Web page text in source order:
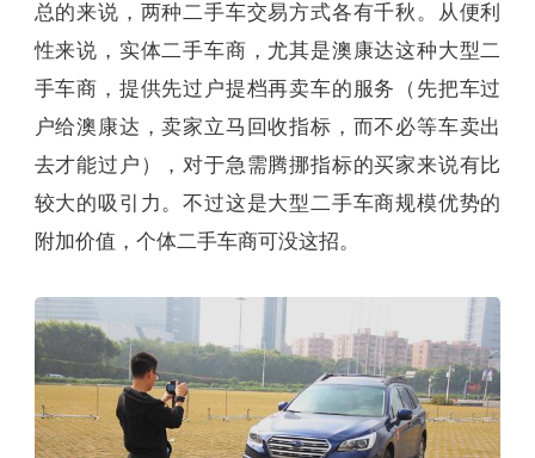
总的来说，两种二手车交易方式各有千秋。从便利
性来说，实体二手车商，尤其是澳康达这种大型二
手车商，提供先过户提档再卖车的服务（先把车过
户给澳康达，卖家立马回收指标，而不必等车卖出
去才能过户），对于急需腾挪指标的买家来说有比
较大的吸引力。不过这是大型二手车商规模优势的
附加价值，个体二手车商可没这招。